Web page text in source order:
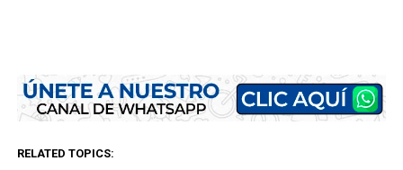
RELATED TOPICS: